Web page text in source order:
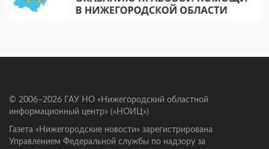
© 2006–2026 ГАУ НО «Нижегородский областной
информационный центр» («НОИЦ»)
Газета «Нижегородские новости» зарегистрирована
Управлением Федеральной службы по надзору за